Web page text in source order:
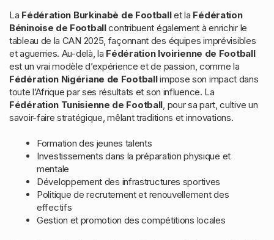
La Fédération Burkinabè de Footballet la Fédération
Béninoise de Footballcontribuent également à enrichir le
tableau de la CAN 2025, façonnant des équipes imprévisibles
et aguerries. Au-delà, la Fédération Ivoirienne de Football
est un vrai modèle d’expérience et de passion, comme la
Fédération Nigériane de Footballimpose son impact dans
toute l’Afrique par ses résultats et son influence. La
Fédération Tunisienne de Football , pour sa part, cultive un
savoir-faire stratégique, mêlant traditions et innovations.
Formation des jeunes talents
Investissements dans la préparation physique et
mentale
Développement des infrastructures sportives
Politique de recrutement et renouvellement des
effectifs
Gestion et promotion des compétitions locales